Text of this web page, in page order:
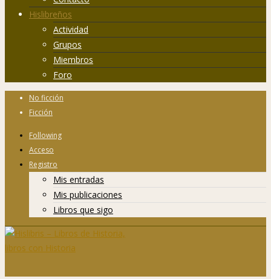
Hislibreños
Actividad
Grupos
Miembros
Foro
No ficción
Ficción
Following
Acceso
Registro
Mis entradas
Mis publicaciones
Libros que sigo